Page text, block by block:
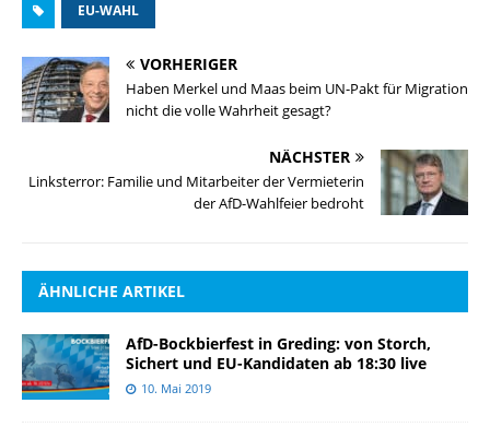
EU-WAHL
VORHERIGER
Haben Merkel und Maas beim UN-Pakt für Migration
nicht die volle Wahrheit gesagt?
NÄCHSTER
Linksterror: Familie und Mitarbeiter der Vermieterin
der AfD-Wahlfeier bedroht
ÄHNLICHE ARTIKEL
AfD-Bockbierfest in Greding: von Storch,
Sichert und EU-Kandidaten ab 18:30 live
10. Mai 2019